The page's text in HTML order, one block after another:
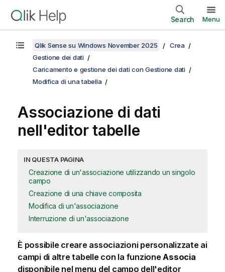
Search Menu
Qlik Sense su Windows November 2025
Crea
Gestione dei dati
Caricamento e gestione dei dati con Gestione dati
Modifica di una tabella
Associazione di dati
nell'editor tabelle
IN QUESTA PAGINA
Creazione di un'associazione utilizzando un singolo
campo
Creazione di una chiave composita
Modifica di un'associazione
Interruzione di un'associazione
È possibile creare associazioni personalizzate ai
campi di altre tabelle con la funzioneAssocia
disponibile nel menu del campo dell'editor